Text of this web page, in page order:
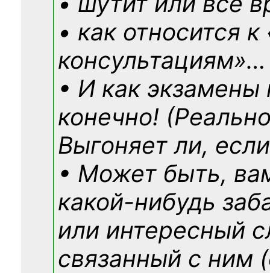
• как относится
консультациям»…
• И как экзамены
конечно!
Выгоняет ли,
• Может быть,
какой-нибудь
или интересный
связанный с ним